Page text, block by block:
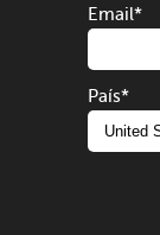
Email*
País*